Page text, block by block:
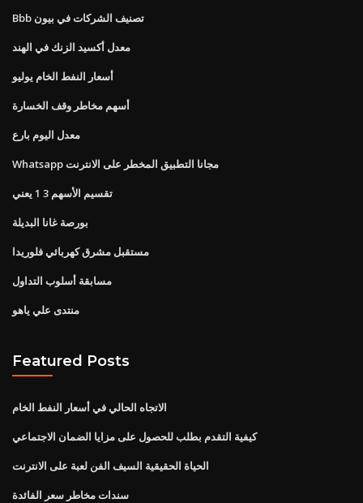
Bbb تصنيف الشركات في بيون
معدل أكسيد الزنك في الهند
أسعار النفط الخام يوليو
أسهم مخاطر وقف الخسارة
معدل اليوم بارع
Whatsapp مجانا التطبيق المخطر على الانترنت
تقسيم الأسهم 3 1 يعني
بورصة غانا البديلة
مستقبل مشرق كهربائي فلوريدا
مسابقة أسلوب التداول
منتدى علي ياهو
Featured Posts
الاتجاه الحالي في أسعار النفط الخام
كيفية التقدم بطلب للحصول على مزايا الضمان الاجتماعي
الحياة الحقيقية السيف الفن لعبة على الانترنت
سندات مخاطر سعر الفائدة